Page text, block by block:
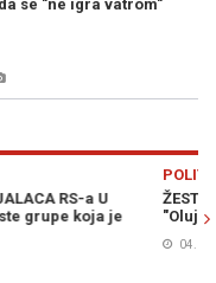
se "ne igra vatrom"
NA IZJAVE IZ BANJA
čišćenjem, iz HDZ-a